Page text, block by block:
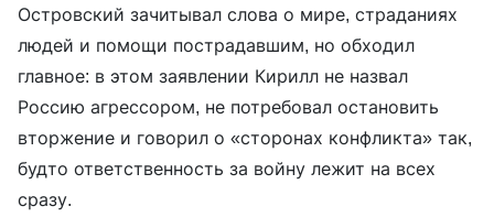
Островский зачитывал слова о мире, страданиях
людей и помощи пострадавшим, но обходил
главное: в этом заявлении Кирилл не назвал
Россию агрессором, не потребовал остановить
вторжение и говорил о «сторонах конфликта» так,
будто ответственность за войну лежит на всех
сразу.